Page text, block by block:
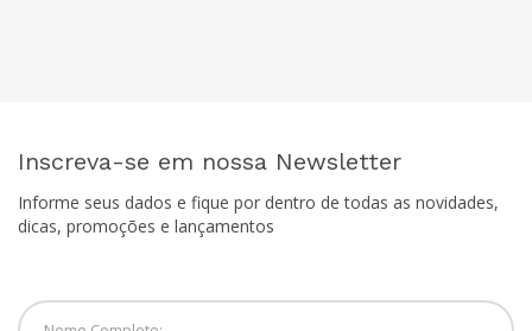
Inscreva-se em nossa Newsletter
Informe seus dados e fique por dentro de todas as novidades,
dicas, promoções e lançamentos